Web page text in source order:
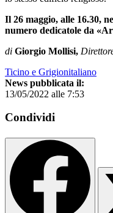
Il 26 maggio, alle 16.30,
numero dedicatole da
di Giorgio Mollisi,
Ticino e Grigionitaliano
News pubblicata il:
13/05/2022 alle 7:53
Condividi